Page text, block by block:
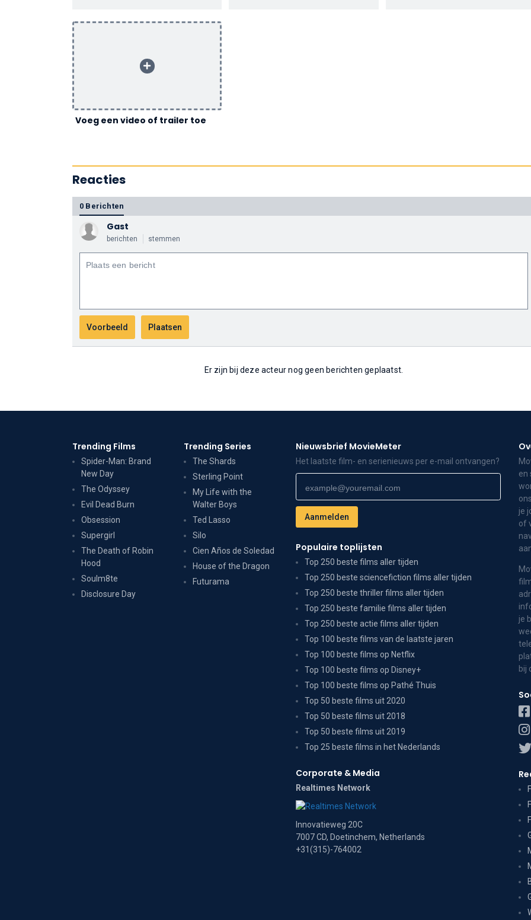
Voeg een video of trailer toe
Reacties
0 Berichten
Gast
berichten stemmen
Er zijn bij deze acteur nog geen berichten geplaatst.
Trending Films
Spider-Man: Brand
New Day
The Odyssey
Evil Dead Burn
Obsession
Supergirl
The Death of Robin
Hood
Soulm8te
Disclosure Day
Trending Series
The Shards
Sterling Point
My Life with the
Walter Boys
Ted Lasso
Silo
Cien Años de Soledad
House of the Dragon
Futurama
Nieuwsbrief MovieMeter
Het laatste film- en serienieuws per e-mail ontvangen?
Populaire toplijsten
Top 250 beste films aller tijden
Top 250 beste sciencefiction films aller tijden
Top 250 beste thriller films aller tijden
Top 250 beste familie films aller tijden
Top 250 beste actie films aller tijden
Top 100 beste films van de laatste jaren
Top 100 beste films op Netflix
Top 100 beste films op Disney+
Top 100 beste films op Pathé Thuis
Top 50 beste films uit 2020
Top 50 beste films uit 2018
Top 50 beste films uit 2019
Top 25 beste films in het Nederlands
Corporate & Media
Realtimes Network
Innovatieweg 20C
7007 CD, Doetinchem, Netherlands
+31(315)-764002
en
je
of
je
bij